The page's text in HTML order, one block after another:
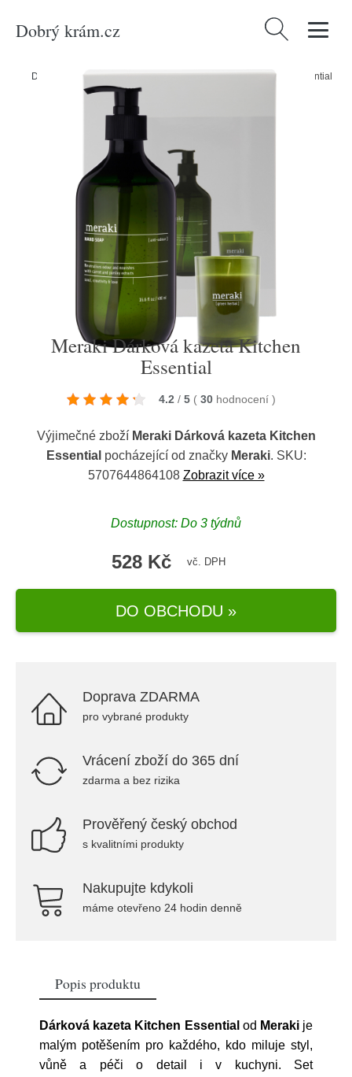
Dobrý krám.cz Vyhledávání
Domů Produkty/Kategorie/Meraki Dárková kazeta Kitchen Essential
Meraki Dárková kazeta Kitchen
Essential
4.2 / 5 ( 30 hodnocení )
Výjimečné zboží Meraki Dárková kazeta Kitchen
Essential pocházející od značky Meraki. SKU:
5707644864108 Zobrazit více »
Dostupnost: Do 3 týdnů
528 Kč vč. DPH
DO OBCHODU »
Doprava ZDARMA
pro vybrané produkty
Vrácení zboží do 365 dní
zdarma a bez rizika
Prověřený český obchod
s kvalitními produkty
Nakupujte kdykoli
máme otevřeno 24 hodin denně
Popis produktu
Dárková kazeta Kitchen Essential od Merakije
malým potěšením pro každého, kdo miluje styl,
vůně a péči o detail i v kuchyni. Set